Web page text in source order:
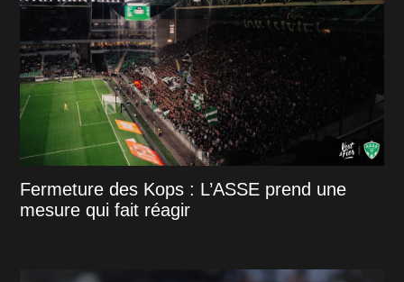
Fermeture des Kops : L’ASSE prend une
mesure qui fait réagir